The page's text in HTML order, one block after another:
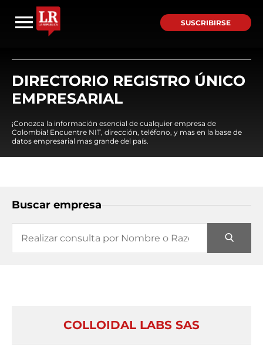
SUSCRIBIRSE
DIRECTORIO REGISTRO ÚNICO
EMPRESARIAL
¡Conozca la información esencial de cualquier empresa de
Colombia! Encuentre NIT, dirección, teléfono, y mas en la base de
datos empresarial mas grande del país.
Buscar empresa
COLLOIDAL LABS SAS